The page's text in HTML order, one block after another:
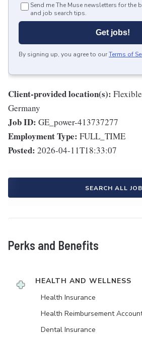
Send me The Muse newsletters for the
and job search tips.
Get jobs!
By signing up, you agree to ourTerms of
Client-provided location(s):
Germany
Job ID: GE_power-413737277
Employment Type: FULL_TIME
Posted: 2026-04-11T18:33:07
SEARCH ALL
Perks and Benefits
HEALTH AND WELLNESS
Health Insurance
Health Reimbursement
Dental Insurance